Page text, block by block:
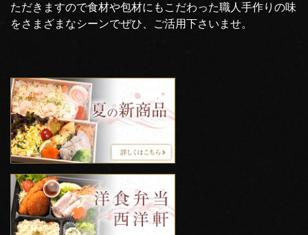
ただきますので食材や包材にもこだわった職人手作りの味
をさまざまなシーンでぜひ、ご活用下さいませ。